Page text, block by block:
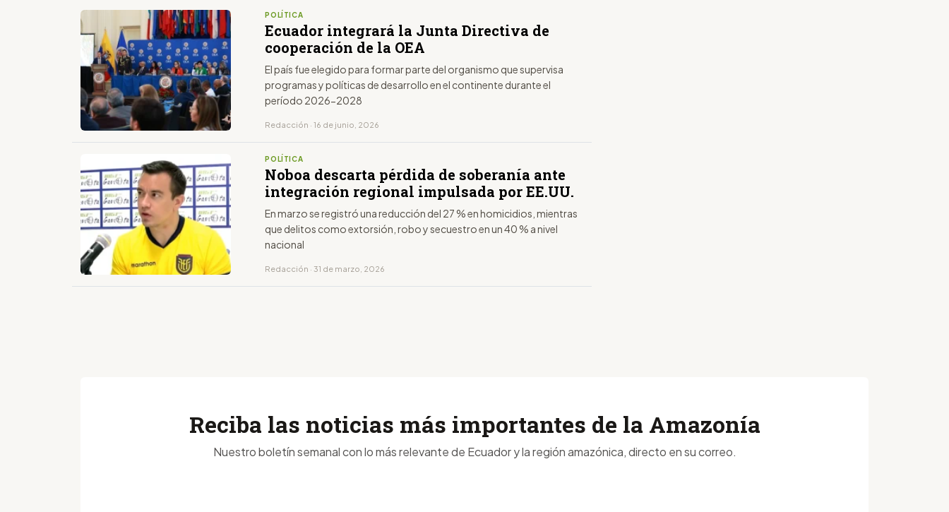
POLÍTICA
Ecuador integrará la Junta Directiva de
cooperación de la OEA
El país fue elegido para formar parte del organismo que supervisa
programas y políticas de desarrollo en el continente durante el
período 2026-2028
Redacción · 16 de junio, 2026
POLÍTICA
Noboa descarta pérdida de soberanía ante
integración regional impulsada por EE.UU.
En marzo se registró una reducción del 27 % en homicidios, mientras
que delitos como extorsión, robo y secuestro en un 40 % a nivel
nacional
Redacción · 31 de marzo, 2026
Reciba las noticias más importantes de la Amazonía
Nuestro boletín semanal con lo más relevante de Ecuador y la región amazónica, directo en su correo.